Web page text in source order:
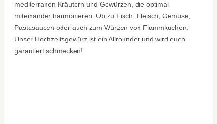
mediterranen Kräutern und Gewürzen, die optimal
miteinander harmonieren. Ob zu Fisch, Fleisch, Gemüse,
Pastasaucen oder auch zum Würzen von Flammkuchen:
Unser Hochzeitsgewürz ist ein Allrounder und wird euch
garantiert schmecken!